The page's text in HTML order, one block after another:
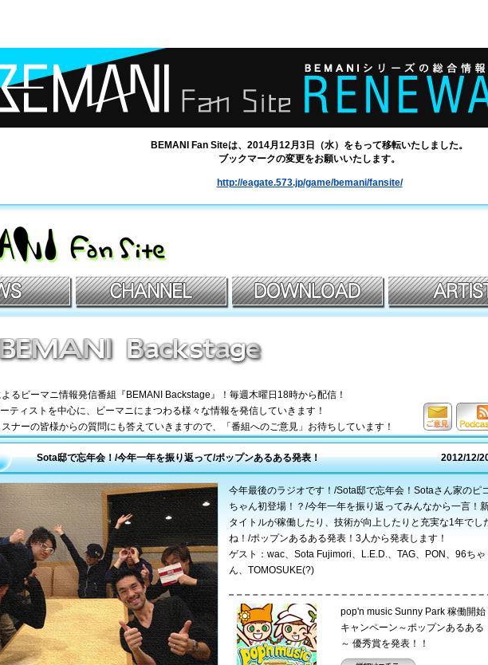
BEMANI Fan Siteは、2014月12月3日（水）をもって移転いたしました。
ブックマークの変更をお願いいたします。
http://eagate.573.jp/game/bemani/fansite/
るビーマニ情報発信番組『BEMANI Backstage』！毎週木曜日18時から配信！
ティストを中心に、ビーマニにまつわる様々な情報を発信していきます！
ナーの皆様からの質問にも答えていきますので、「番組へのご意見」お待ちしています！
S
ご意見
はコチ
ラ
2012/12/
Sota邸で忘年会！/今年一年を振り返って/ポップンあるある発表！
今年最後のラジオです！/Sota邸で忘年会！Sotaさん家のピ
ちゃん初登場！？/今年一年を振り返ってみんなから一言！
タイトルが稼働したり、技術が向上したりと充実な1年でし
ね！/ポップンあるある発表！3人から発表します！
ゲスト：wac、Sota Fujimori、L.E.D.、TAG、PON、96ちゃ
ん、TOMOSUKE(?)
pop'n music Sunny Park 稼働開始
キャンペーン～ポップンあるある
～ 優秀賞を発表！！